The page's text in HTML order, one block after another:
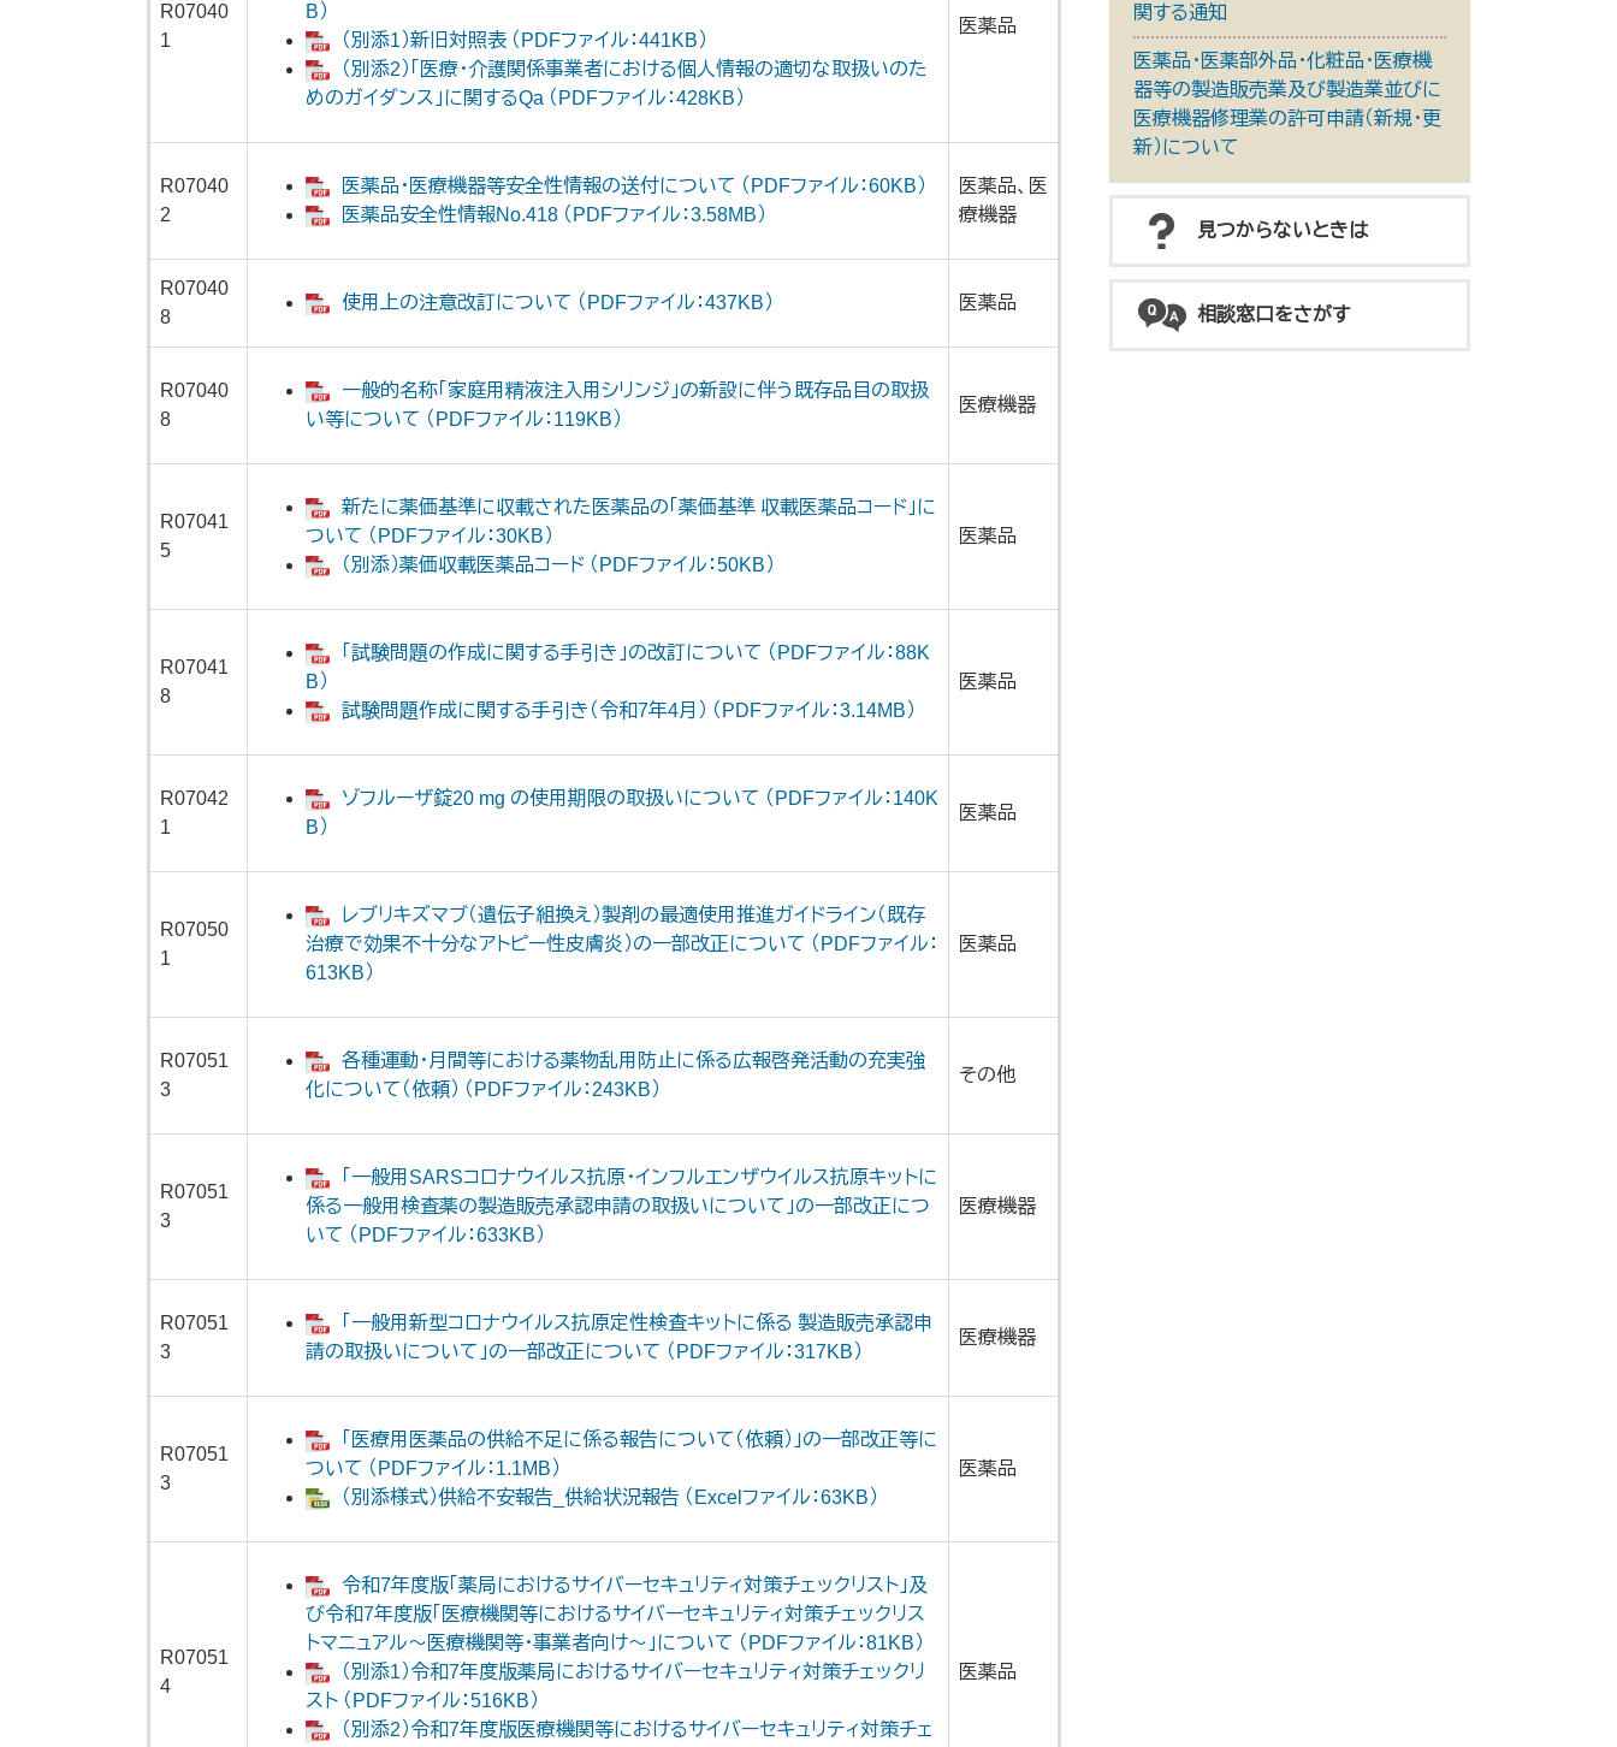
R07040
1
B）
（別添1）新旧対照表 （PDFファイル：441KB）
（別添2）「医療・介護関係事業者における個人情報の適切な取扱いのた
めのガイダンス」に関するQa （PDFファイル：428KB）
医薬品
R07040
2
医薬品・医療機器等安全性情報の送付について （PDFファイル：60KB）
医薬品安全性情報No.418 （PDFファイル：3.58MB）
医薬品、医
療機器
R07040
8
使用上の注意改訂について （PDFファイル：437KB） 医薬品
R07040
8
一般的名称「家庭用精液注入用シリンジ」の新設に伴う既存品目の取扱
い等について （PDFファイル：119KB）
医療機器
R07041
5
新たに薬価基準に収載された医薬品の「薬価基準 収載医薬品コード」に
ついて （PDFファイル：30KB）
（別添）薬価収載医薬品コード （PDFファイル：50KB）
医薬品
​R07041
8
「試験問題の作成に関する手引き」の改訂について （PDFファイル：88K
B）
試験問題作成に関する手引き（令和7年4月） （PDFファイル：3.14MB）
医薬品
R07042
1
ゾフルーザ錠20 mg の使用期限の取扱いについて （PDFファイル：140K
B）
医薬品
R07050
1
レブリキズマブ（遺伝子組換え）製剤の最適使用推進ガイドライン（既存
治療で効果不十分なアトピー性皮膚炎）の一部改正について （PDFファイル：
613KB）
医薬品
R07051
3
各種運動・月間等における薬物乱用防止に係る広報啓発活動の充実強
化について（依頼） （PDFファイル：243KB）
その他
R07051
3
「一般用SARSコロナウイルス抗原・インフルエンザウイルス抗原キットに
係る一般用検査薬の製造販売承認申請の取扱いについて」の一部改正につ
いて （PDFファイル：633KB）
医療機器
R07051
3
「一般用新型コロナウイルス抗原定性検査キットに係る 製造販売承認申
請の取扱いについて」の一部改正について （PDFファイル：317KB）
医療機器
R07051
3
「医療用医薬品の供給不足に係る報告について（依頼）」の一部改正等に
ついて （PDFファイル：1.1MB）
（別添様式）供給不安報告_供給状況報告 （Excelファイル：63KB）
医薬品
R07051
4
令和7年度版「薬局におけるサイバーセキュリティ対策チェックリスト」及
び令和7年度版「医療機関等におけるサイバーセキュリティ対策チェックリス
トマニュアル～医療機関等・事業者向け～」について （PDFファイル：81KB）
（別添1）令和7年度版薬局におけるサイバーセキュリティ対策チェックリ
スト （PDFファイル：516KB）
（別添2）令和7年度版医療機関等におけるサイバーセキュリティ対策チェ
医薬品
関する通知
医薬品・医薬部外品・化粧品・医療機
器等の製造販売業及び製造業並びに
医療機器修理業の許可申請（新規・更
新）について
見つからないときは
相談窓口をさがす